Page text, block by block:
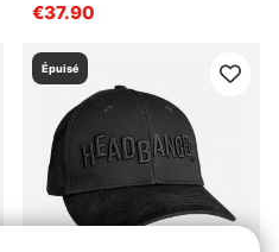
€37.90
Épuisé